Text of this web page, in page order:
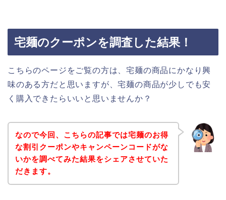
宅麺のクーポンを調査した結果！
こちらのページをご覧の方は、宅麺の商品にかなり興
味のある方だと思いますが、宅麺の商品が少しでも安
く購入できたらいいと思いませんか？
なので今回、こちらの記事では宅麺のお得
な割引クーポンやキャンペーンコードがな
いかを調べてみた結果をシェアさせていた
だきます。